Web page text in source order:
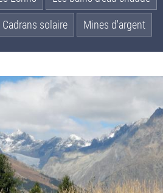
Cadrans solaire Mines d'argent